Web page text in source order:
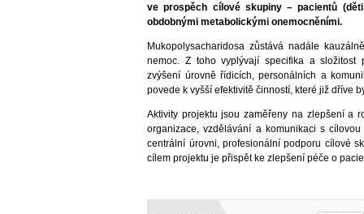
ve prospěch cílové skupiny – pacientů
obdobnými metabolickými onemocněními.
Mukopolysacharidosa zůstává nadále
nemoc. Z toho vyplývají specifika a složitost
zvýšení úrovně řídicích, personálních a
povede k vyšší efektivitě činností, které již dříve
Aktivity projektu jsou zaměřeny na zlepšení a
organizace, vzdělávání a komunikaci s
centrální úrovni, profesionální podporu cílové
cílem projektu je přispět ke zlepšení péče o